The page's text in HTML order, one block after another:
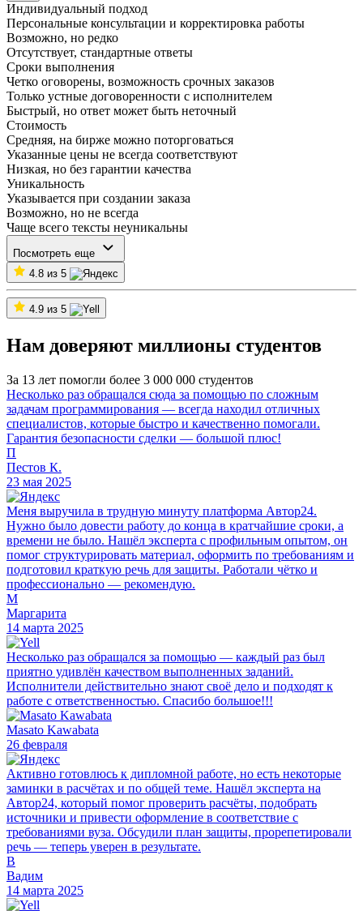
Индивидуальный подход
Персональные консультации и корректировка работы
Возможно, но редко
Отсутствует, стандартные ответы
Сроки выполнения
Четко оговорены, возможность срочных заказов
Только устные договоренности с исполнителем
Быстрый, но ответ может быть неточный
Стоимость
Средняя, на бирже можно поторговаться
Указанные цены не всегда соответствуют
Низкая, но без гарантии качества
Уникальность
Указывается при создании заказа
Возможно, но не всегда
Чаще всего тексты неуникальны
Посмотреть еще
4.8 из 5
4.9 из 5
Нам доверяют миллионы студентов
За 13 лет помогли более 3 000 000 студентов
Несколько раз обращался сюда за помощью по сложным
задачам программирования — всегда находил отличных
специалистов, которые быстро и качественно помогали.
Гарантия безопасности сделки — большой плюс!
П
Пестов К.
23 мая 2025
Меня выручила в трудную минуту платформа Автор24.
Нужно было довести работу до конца в кратчайшие сроки, а
времени не было. Нашёл эксперта с профильным опытом, он
помог структурировать материал, оформить по требованиям и
подготовил краткую речь для защиты. Работали чётко и
профессионально — рекомендую.
М
Маргарита
14 марта 2025
Несколько раз обращался за помощью — каждый раз был
приятно удивлён качеством выполненных заданий.
Исполнители действительно знают своё дело и подходят к
работе с ответственностью. Спасибо большое!!!
Masato Kawabata
26 февраля
Активно готовлюсь к дипломной работе, но есть некоторые
заминки в расчётах и по общей теме. Нашёл эксперта на
Автор24, который помог проверить расчёты, подобрать
источники и привести оформление в соответствие с
требованиями вуза. Обсудили план защиты, прорепетировали
речь — теперь уверен в результате.
В
Вадим
14 марта 2025